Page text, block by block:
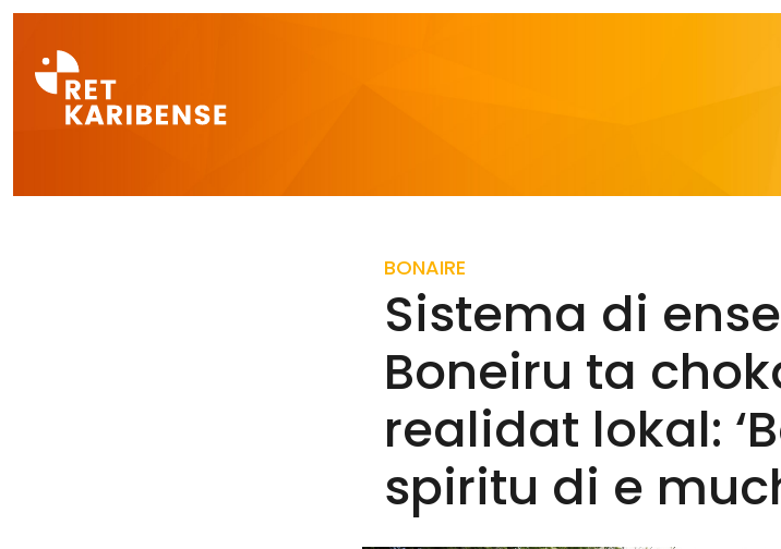
BONAIRE
Sistema di
Boneiru ta
realidat lokal:
spiritu di e